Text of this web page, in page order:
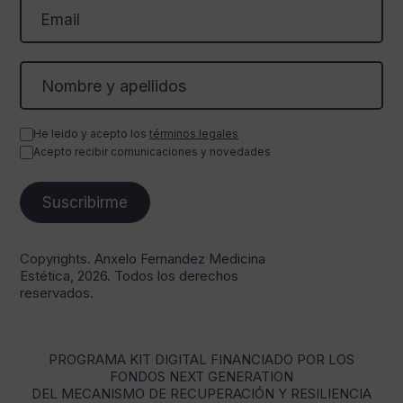
He leído y acepto los términos legales
Acepto recibir comunicaciones y novedades
Copyrights. Anxelo Fernandez Medicina
Estética, 2026. Todos los derechos
reservados.
PROGRAMA KIT DIGITAL FINANCIADO POR LOS
FONDOS NEXT GENERATION
DEL MECANISMO DE RECUPERACIÓN Y RESILIENCIA